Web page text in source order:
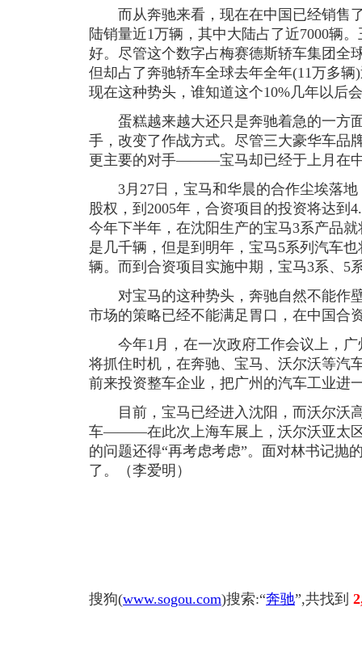
而从奔驰来看，现在在中国已经销售
陆销量近1万辆，其中大陆占了近7000辆
好。尽管这个数字占梅赛德斯轿车集团全
但却占了奔驰轿车全球去年全年(11万多
现在这种势头，谁知道这个10%几年以后
蛋糕越来越大还只是奔驰着急的一方
手，改变了作战方式。尽管三大豪华车品
更主要的对手———宝马却已经于上月在
3月27日，宝马和华晨的合作尘埃落地
股权，到2005年，合资项目的投资将达到
今年下半年，在沈阳生产的宝马3系产品
是几千辆，但是到明年，宝马5系列汽车
辆。而到合资项目实施中期，宝马3系、5
对宝马的这种势头，奔驰自然不能作
市场的策略已经不能满足胃口，在中国合
今年1月，在一次政府工作会议上，广
将抓住时机，在奔驰、宝马、沃尔沃等汽
前来投资整车企业，把广州的汽车工业进
目前，宝马已经进入沈阳，而沃尔沃
车———在此次上海车展上，沃尔沃亚太
的问题还得“再考虑考虑”。面对林书记抛
了。（李爱明）
搜狗(www.sogou.com)搜索:“奔驰”,共找到